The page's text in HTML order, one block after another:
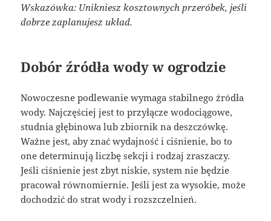
Wskazówka: Unikniesz kosztownych przeróbek, jeśli
dobrze zaplanujesz układ.
Dobór źródła wody w ogrodzie
Nowoczesne podlewanie wymaga stabilnego źródła
wody. Najczęściej jest to przyłącze wodociągowe,
studnia głębinowa lub zbiornik na deszczówkę.
Ważne jest, aby znać wydajność i ciśnienie, bo to
one determinują liczbę sekcji i rodzaj zraszaczy.
Jeśli ciśnienie jest zbyt niskie, system nie będzie
pracował równomiernie. Jeśli jest za wysokie, może
dochodzić do strat wody i rozszczelnień.